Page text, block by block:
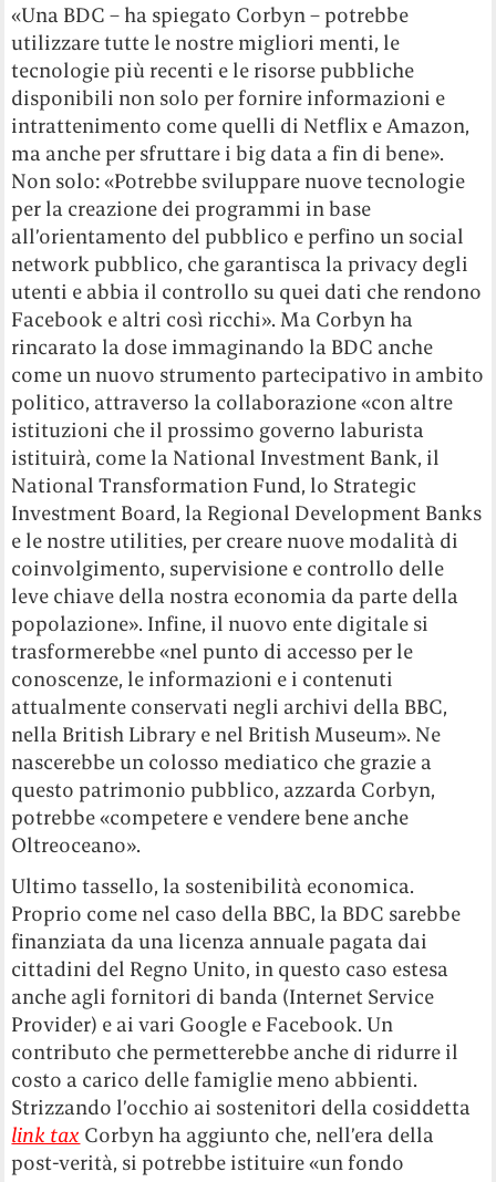
«Una BDC – ha spiegato Corbyn – potrebbe
utilizzare tutte le nostre migliori menti, le
tecnologie più recenti e le risorse pubbliche
disponibili non solo per fornire informazioni e
intrattenimento come quelli di Netflix e Amazon,
ma anche per sfruttare i big data a fin di bene».
Non solo: «Potrebbe sviluppare nuove tecnologie
per la creazione dei programmi in base
all’orientamento del pubblico e perfino un social
network pubblico, che garantisca la privacy degli
utenti e abbia il controllo su quei dati che rendono
Facebook e altri così ricchi». Ma Corbyn ha
rincarato la dose immaginando la BDC anche
come un nuovo strumento partecipativo in ambito
politico, attraverso la collaborazione «con altre
istituzioni che il prossimo governo laburista
istituirà, come la National Investment Bank, il
National Transformation Fund, lo Strategic
Investment Board, la Regional Development Banks
e le nostre utilities, per creare nuove modalità di
coinvolgimento, supervisione e controllo delle
leve chiave della nostra economia da parte della
popolazione». Infine, il nuovo ente digitale si
trasformerebbe «nel punto di accesso per le
conoscenze, le informazioni e i contenuti
attualmente conservati negli archivi della BBC,
nella British Library e nel British Museum». Ne
nascerebbe un colosso mediatico che grazie a
questo patrimonio pubblico, azzarda Corbyn,
potrebbe «competere e vendere bene anche
Oltreoceano».
Ultimo tassello, la sostenibilità economica.
Proprio come nel caso della BBC, la BDC sarebbe
finanziata da una licenza annuale pagata dai
cittadini del Regno Unito, in questo caso estesa
anche agli fornitori di banda (Internet Service
Provider) e ai vari Google e Facebook. Un
contributo che permetterebbe anche di ridurre il
costo a carico delle famiglie meno abbienti.
Strizzando l’occhio ai sostenitori della cosiddetta
link tax Corbyn ha aggiunto che, nell’era della
post-verità, si potrebbe istituire «un fondo